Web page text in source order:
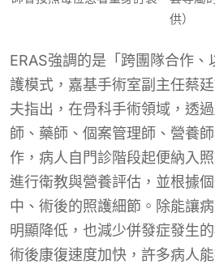
供）
ERAS強調的是「跨團隊合作、
護模式，嘉基手術室副主任蔡
夫指出，在骨科手術領域，透
師、藥師、個案管理師、營養
作，病人自門診階段起便納入
進行衛教與營養評估，並根據
中、術後的照護細節。除能讓
明顯降低，也減少併發症發生
術後康復速度加快，許多病人